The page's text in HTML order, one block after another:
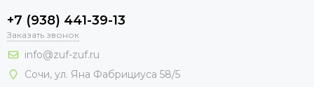
+7 (938) 441-39-13
Заказать звонок
info@zuf-zuf.ru
Сочи, ул. Яна Фабрициуса 58/5